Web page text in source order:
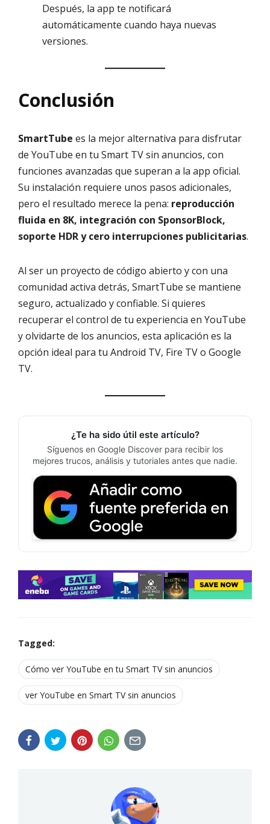
Después, la app te notificará
automáticamente cuando haya nuevas
versiones.
Conclusión
SmartTube es la mejor alternativa para disfrutar
de YouTube en tu Smart TV sin anuncios, con
funciones avanzadas que superan a la app oficial.
Su instalación requiere unos pasos adicionales,
pero el resultado merece la pena: reproducción
fluida en 8K, integración con SponsorBlock,
soporte HDR y cero interrupciones publicitarias.
Al ser un proyecto de código abierto y con una
comunidad activa detrás, SmartTube se mantiene
seguro, actualizado y confiable. Si quieres
recuperar el control de tu experiencia en YouTube
y olvidarte de los anuncios, esta aplicación es la
opción ideal para tu Android TV, Fire TV o Google
TV.
¿Te ha sido útil este artículo?
Síguenos en Google Discover para recibir los
mejores trucos, análisis y tutoriales antes que nadie.
Tagged:
Cómo ver YouTube en tu Smart TV sin anuncios
ver YouTube en Smart TV sin anuncios